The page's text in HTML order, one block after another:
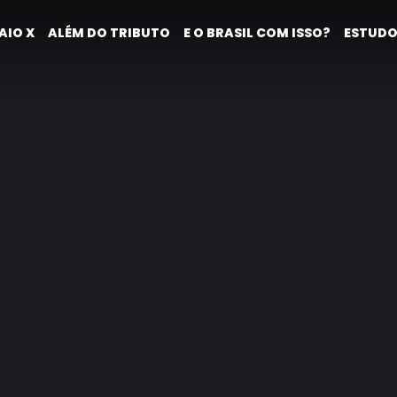
X ALÉM DO TRIBUTO E O BRASIL COM ISSO?